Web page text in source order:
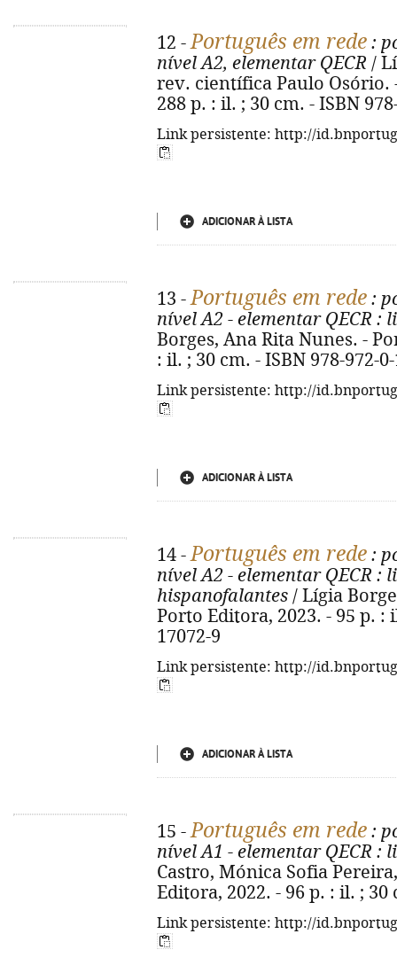
12 -Português em rede :
nível A2, elementar QECR /
rev. científica Paulo Osório.
288 p. : il. ; 30 cm. - ISBN
Link persistente: http://
ADICIONAR À LISTA
13 -Português em rede :
nível A2 - elementar QECR :
Borges, Ana Rita Nunes. -
: il. ; 30 cm. - ISBN 978-972-
Link persistente: http://
ADICIONAR À LISTA
14 -Português em rede :
nível A2 - elementar QECR :
hispanofalantes / Lígia
Porto Editora, 2023. - 95 p. :
17072-9
Link persistente: http://
ADICIONAR À LISTA
15 -Português em rede :
nível A1 - elementar QECR :
Castro, Mónica Sofia
Editora, 2022. - 96 p. : il. ; 30
Link persistente: http://